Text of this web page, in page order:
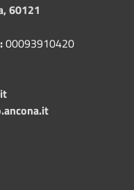
60121
00093910420